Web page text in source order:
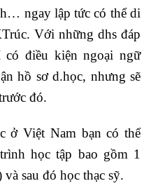
ngay lập tức có thể di
Với những dhs đáp
điều kiện ngoại ngữ
hồ sơ d.học, nhưng sẽ
đó.
ở Việt Nam bạn có thể
học tập bao gồm 1
sau đó học thạc sỹ.